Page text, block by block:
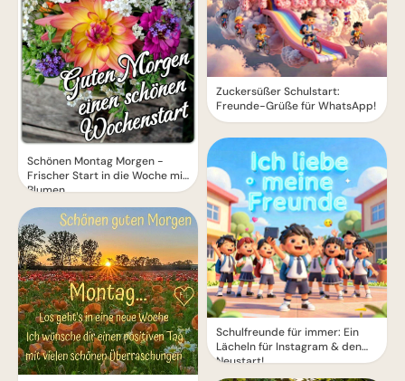
Schönen Montag Morgen -
Frischer Start in die Woche mit
Blumen
Zuckersüßer Schulstart:
Freunde-Grüße für WhatsApp!
Schulfreunde für immer: Ein
Lächeln für Instagram & den
Neustart!